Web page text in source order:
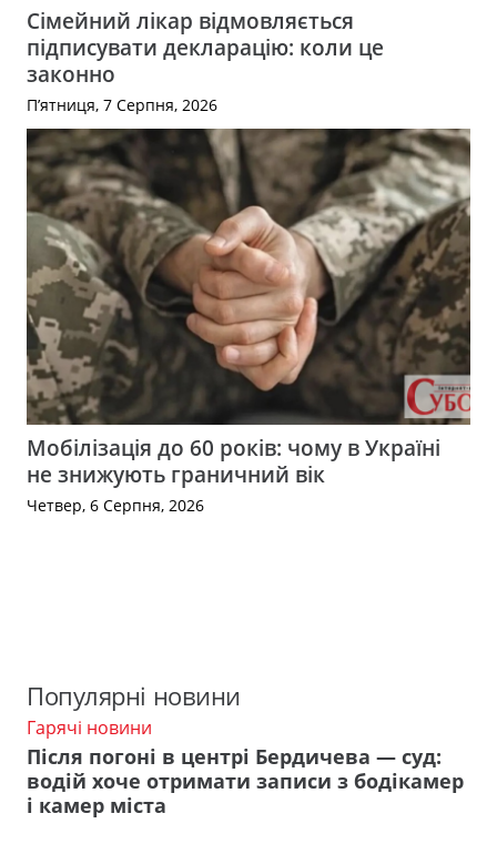
Сімейний лікар відмовляється
підписувати декларацію: коли це
законно
П’ятниця, 7 Серпня, 2026
Мобілізація до 60 років: чому в Україні
не знижують граничний вік
Четвер, 6 Серпня, 2026
Популярні новини
Гарячі новини
Після погоні в центрі Бердичева — суд:
водій хоче отримати записи з бодікамер
і камер міста